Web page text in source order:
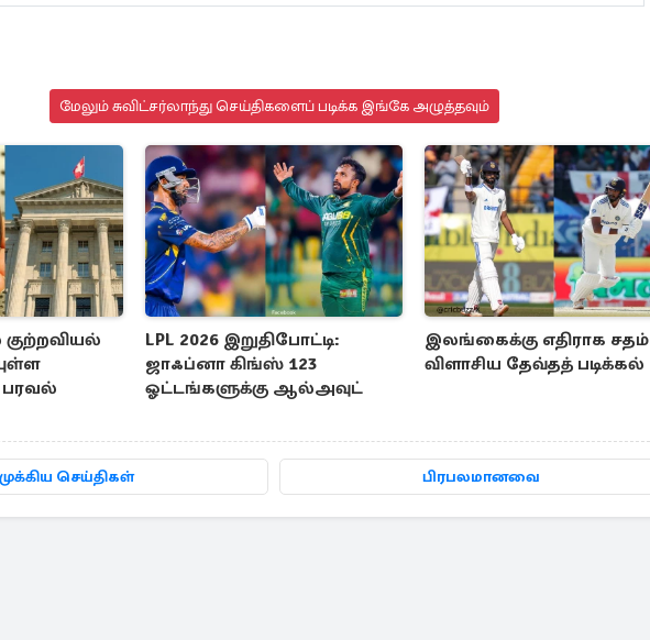
மேலும் சுவிட்சர்லாந்து செய்திகளைப் படிக்க இங்கே அழுத்தவும்
குற்றவியல்
LPL 2026 இறுதிபோட்டி:
ஜாஃப்னா கிங்ஸ் 123
ஓட்டங்களுக்கு ஆல்அவுட்
இலங்கைக்கு எதிராக சதம்
விளாசிய தேவ்தத் படிக்கல்
முக்கிய செய்திகள் பிரபலமானவை